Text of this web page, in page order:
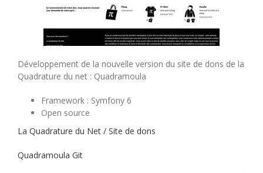
Développement de la nouvelle version du site de dons de la
Quadrature du net : Quadramoula
Framework : Symfony 6
Open source
La Quadrature du Net / Site de dons
Quadramoula Git